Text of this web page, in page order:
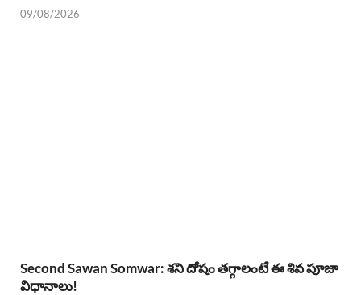
09/08/2026
Second Sawan Somwar: శని దోషం తగ్గాలంటే ఈ శివ పూజా
విధానాలు!